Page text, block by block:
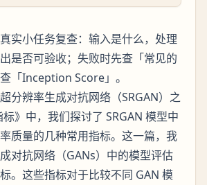
实小任务复查：输入是什么，处理
是否可验收；失败时先查「常见的
「Inception Score」。
分辨率生成对抗网络（SRGAN）之
》中，我们探讨了 SRGAN 模型中
质量的几种常用指标。这一篇，我
对抗网络（GANs）中的模型评估
。这些指标对于比较不同 GAN 模